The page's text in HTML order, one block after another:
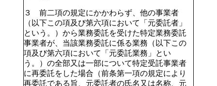
３ 前二項の規定にかかわらず、他の事業者
（以下この項及び第六項において「元委託者」
という。）から業務委託を受けた特定業務委託
事業者が、当該業務委託に係る業務（以下この
項及び第六項において「元委託業務」とい
う。）の全部又は一部について特定受託事業者
に再委託をした場合（前条第一項の規定により
再委託である旨、元委託者の氏名又は名称、元